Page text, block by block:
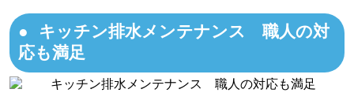
キッチン排水メンテナンス 職人の対
応も満足